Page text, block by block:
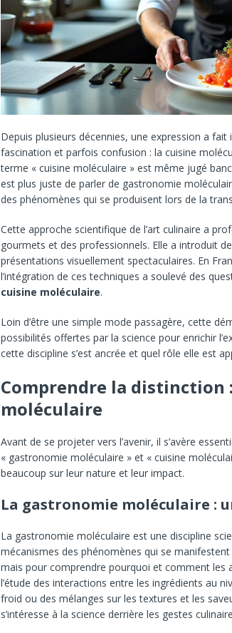
Depuis plusieurs décennies, une expression a
fascination et parfois confusion : la cuisine
terme « cuisine moléculaire » est même jugé
est plus juste de parler de gastronomie
des phénomènes qui se produisent lors de la
Cette approche scientifique de l’art culinaire a
gourmets et des professionnels. Elle a introduit
présentations visuellement spectaculaires. En
l’intégration de ces techniques a soulevé des
cuisine moléculaire.
Loin d’être une simple mode passagère, cette
possibilités offertes par la science pour enrichir
cette discipline s’est ancrée et quel rôle elle est
Comprendre la distinction
moléculaire
Avant de se projeter vers l’avenir, il s’avère
« gastronomie moléculaire » et « cuisine
beaucoup sur leur nature et leur impact.
La gastronomie moléculaire :
La gastronomie moléculaire est une discipline
mécanismes des phénomènes qui se
mais pour comprendre pourquoi et comment les
l’étude des interactions entre les ingrédients au
froid ou des mélanges sur les textures et les
s’intéresse à la science derrière les gestes